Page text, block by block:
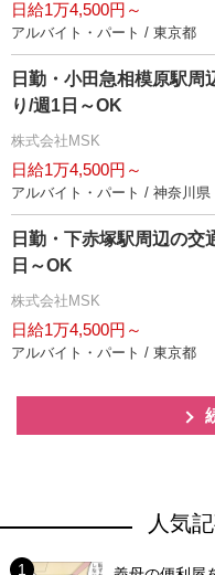
日給1万4,500円～
アルバイト・パート / 東京都
日勤・小田急相模原駅周
り/週1日～OK
株式会社MSK
日給1万4,500円～
アルバイト・パート / 神奈川県
日勤・下赤塚駅周辺の交
日～OK
株式会社MSK
日給1万4,500円～
アルバイト・パート / 東京都
人気